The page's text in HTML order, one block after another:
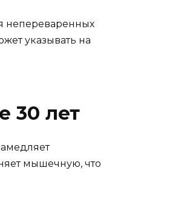
непереваренных
указывать на
30 лет
мышечную, что